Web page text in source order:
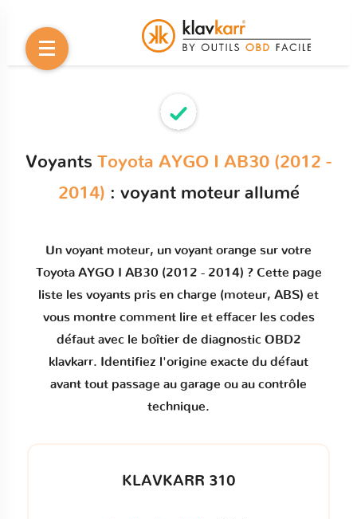
Voyants Toyota AYGO I AB30 (2012 -
2014) : voyant moteur allumé
Un voyant moteur, un voyant orange sur votre
Toyota AYGO I AB30 (2012 - 2014) ? Cette page
liste les voyants pris en charge (moteur, ABS) et
vous montre comment lire et effacer les codes
défautavec le boîtier de diagnostic OBD2
klavkarr. Identifiez l'origine exacte du défaut
avant tout passage au garage ou au contrôle
technique.
KLAVKARR 310